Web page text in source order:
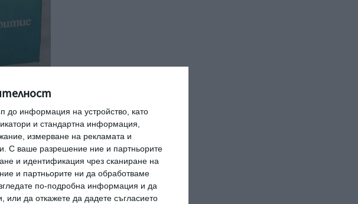
до информация на устройство, като
и стандартна информация,
измерване на рекламата и
С ваше разрешение ние и партньорите
и идентификация чрез сканиране на
и партньорите ни да обработваме
по-подробна информация и да
или да откажете да дадете съгласието